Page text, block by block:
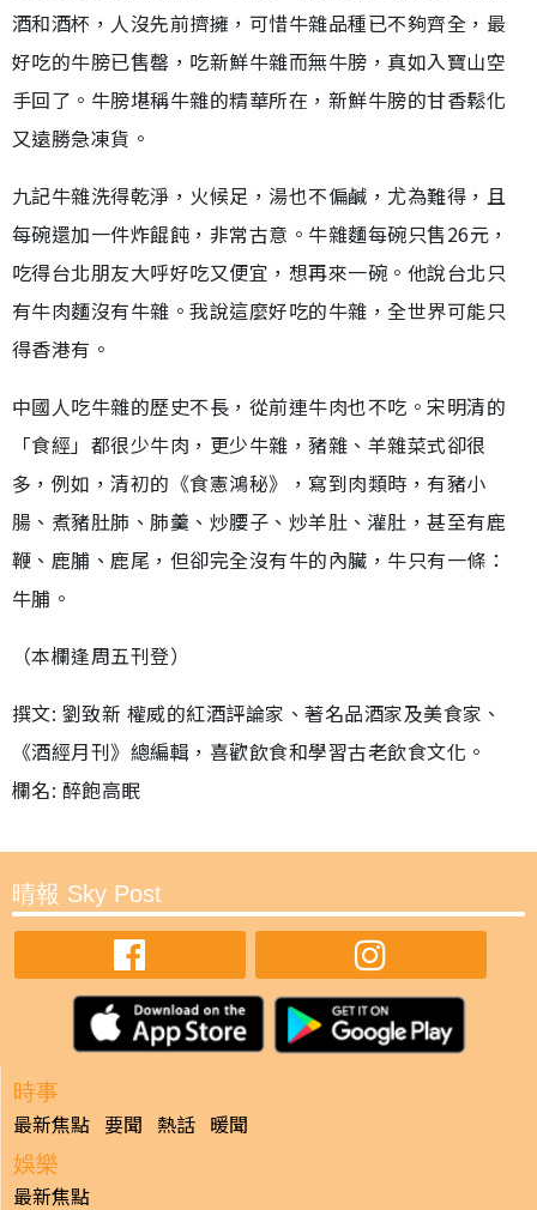
酒和酒杯，人沒先前擠擁，可惜牛雜品種已不夠齊全，最
好吃的牛膀已售罄，吃新鮮牛雜而無牛膀，真如入寶山空
手回了。牛膀堪稱牛雜的精華所在，新鮮牛膀的甘香鬆化
又遠勝急凍貨。
九記牛雜洗得乾淨，火候足，湯也不偏鹹，尤為難得，且
每碗還加一件炸餛飩，非常古意。牛雜麵每碗只售26元，
吃得台北朋友大呼好吃又便宜，想再來一碗。他說台北只
有牛肉麵沒有牛雜。我說這麼好吃的牛雜，全世界可能只
得香港有。
中國人吃牛雜的歷史不長，從前連牛肉也不吃。宋明清的
「食經」都很少牛肉，更少牛雜，豬雜、羊雜菜式卻很
多，例如，清初的《食憲鴻秘》，寫到肉類時，有豬小
腸、煮豬肚肺、肺羹、炒腰子、炒羊肚、灌肚，甚至有鹿
鞭、鹿脯、鹿尾，但卻完全沒有牛的內臟，牛只有一條：
牛脯。
（本欄逢周五刊登）
撰文: 劉致新 權威的紅酒評論家、著名品酒家及美食家、
《酒經月刊》總編輯，喜歡飲食和學習古老飲食文化。
欄名: 醉飽高眠
晴報 Sky Post
時事
最新焦點 要聞 熱話 暖聞
娛樂
最新焦點